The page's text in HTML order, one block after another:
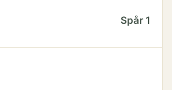
Spår 1